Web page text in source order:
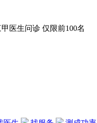
医生问诊 仅限前100名